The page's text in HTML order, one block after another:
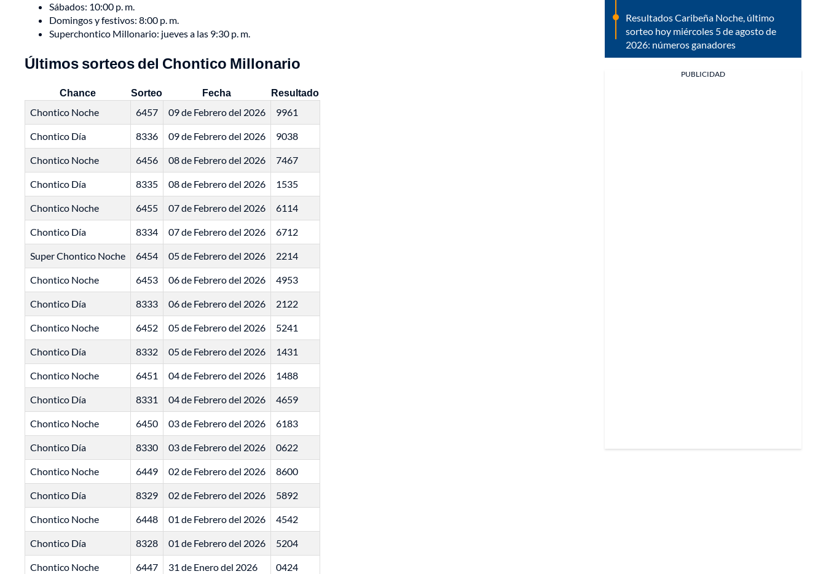
Sábados: 10:00 p. m.
Domingos y festivos: 8:00 p. m.
Superchontico Millonario: jueves a las 9:30 p. m.
Últimos sorteos del Chontico Millonario
Chance Sorteo Fecha
Resultado
Chontico Noche
6457 09 de Febrero del 2026 9961
Chontico Día 8336 09 de Febrero del 2026 9038
Chontico Noche 6456 08 de Febrero del 2026 7467
Chontico Día 8335 08 de Febrero del 2026 1535
Chontico Noche 6455 07 de Febrero del 2026 6114
Chontico Día 8334 07 de Febrero del 2026 6712
Super Chontico Noche 6454 05 de Febrero del 2026 2214
Chontico Noche 6453 06 de Febrero del 2026 4953
Chontico Día 8333 06 de Febrero del 2026 2122
Chontico Noche 6452 05 de Febrero del 2026 5241
Chontico Día 8332 05 de Febrero del 2026 1431
Chontico Noche 6451 04 de Febrero del 2026 1488
Chontico Día 8331 04 de Febrero del 2026 4659
Chontico Noche 6450 03 de Febrero del 2026 6183
Chontico Día 8330 03 de Febrero del 2026 0622
Chontico Noche 6449 02 de Febrero del 2026 8600
Chontico Día 8329 02 de Febrero del 2026 5892
Chontico Noche 6448 01 de Febrero del 2026 4542
Chontico Día 8328 01 de Febrero del 2026 5204
Chontico Noche 6447 31 de Enero del 2026 0424
Resultados Caribeña Noche, último
sorteo hoy miércoles 5 de agosto de
2026: números ganadores
PUBLICIDAD